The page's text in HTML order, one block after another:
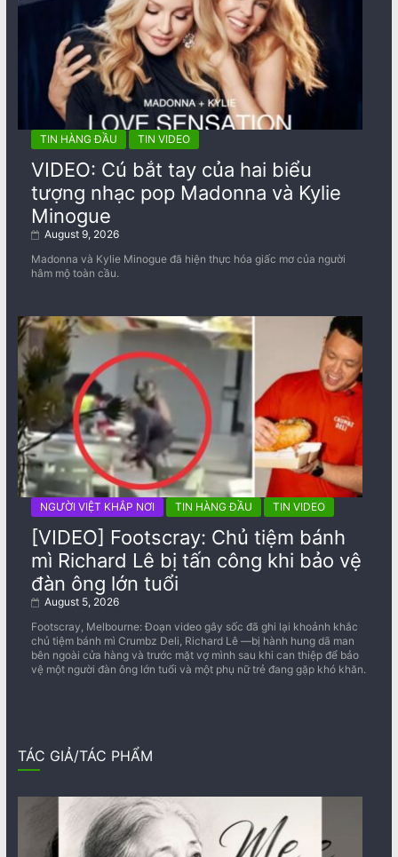
TIN HÀNG ĐẦU TIN VIDEO
VIDEO: Cú bắt tay của hai biểu
tượng nhạc pop Madonna và Kylie
Minogue
August 9, 2026
Madonna và Kylie Minogue đã hiện thực hóa giấc mơ của người
hâm mộ toàn cầu.
NGƯỜI VIỆT KHẮP NƠI TIN HÀNG ĐẦU TIN VIDEO
[VIDEO] Footscray: Chủ tiệm bánh
mì Richard Lê bị tấn công khi bảo vệ
đàn ông lớn tuổi
August 5, 2026
Footscray, Melbourne: Đoạn video gây sốc đã ghi lại khoảnh khắc
chủ tiệm bánh mì Crumbz Deli, Richard Lê —bị hành hung dã man
bên ngoài cửa hàng và trước mặt vợ mình sau khi can thiệp để bảo
vệ một người đàn ông lớn tuổi và một phụ nữ trẻ đang gặp khó khăn.
TÁC GIẢ/TÁC PHẨM